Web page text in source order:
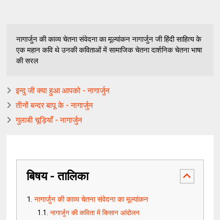
नागार्जुन की काव्य चेतना संवेदना का मूल्यांकन नागार्जुन जी हिंदी साहित्य के
एक महान कवि थे उनकी कविताओं में सामाजिक चेतना दार्शनिक चेतना भाषा
की सरल
इन्दु जी क्या हुआ आपको - नागार्जुन
तीनों बन्दर बापू के - नागार्जुन
गुलाबी चूड़ियाँ - नागार्जुन
बिषय - तालिका
नागार्जुन की काव्य चेतना संवेदना का मूल्यांकन
नागार्जुन की कविता में किसान आंदोलन